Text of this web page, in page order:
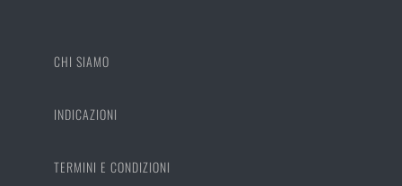
CHI SIAMO
INDICAZIONI
TERMINI E CONDIZIONI